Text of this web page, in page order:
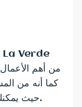
حيث يمكنك العثور على أهم الخدمات المتنوعة.